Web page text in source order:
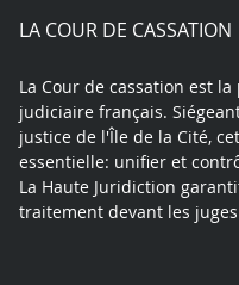
LA COUR DE CASSATION
La Cour de cassation est
judiciaire français.
justice de l'Île de la Cité,
essentielle: unifier et
La Haute Juridiction
traitement devant les